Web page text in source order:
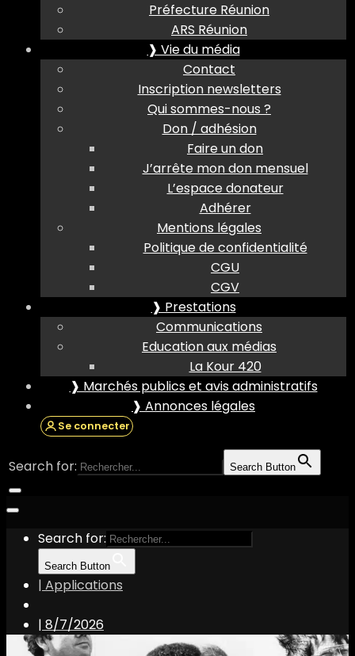
Préfecture Réunion
ARS Réunion
❱ Vie du média
Contact
Inscription newsletters
Qui sommes-nous ?
Don / adhésion
Faire un don
J’arrête mon don mensuel
L’espace donateur
Adhérer
Mentions légales
Politique de confidentialité
CGU
CGV
❱ Prestations
Communications
Education aux médias
La Kour 420
❱ Marchés publics et avis administratifs
❱ Annonces légales
Se connecter
Search for: Search Button
Search for:
Search Button
| Applications
| 8/7/2026